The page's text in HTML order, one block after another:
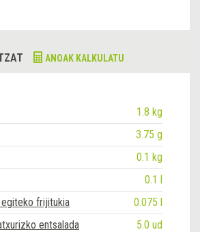
ANOAK KALKULATU
1.8 kg
3.75 g
0.1 kg
0.1 l
egiteko frijitukia
0.075 l
entsalada
5.0 ud